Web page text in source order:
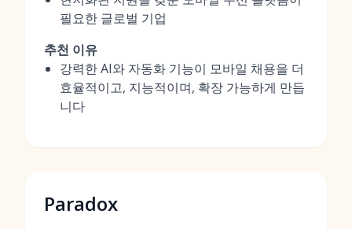
필요한 글로벌 기업
추천 이유
강력한 AI와 자동화 기능이 모바일 채용을 더
효율적이고, 지능적이며, 확장 가능하게 만듭
니다
Paradox